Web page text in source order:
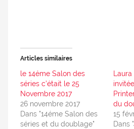
Articles similaires
le 14éme Salon des
séries c’était le 25
Novembre 2017
26 novembre 2017
Dans "14éme Salon des
séries et du doublage"
du
15
Dans